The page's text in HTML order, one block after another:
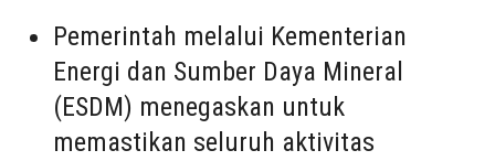
Pemerintah melalui Kementerian
Energi dan Sumber Daya Mineral
(ESDM) menegaskan untuk
memastikan seluruh aktivitas